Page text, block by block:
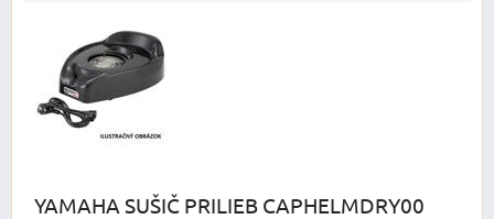
YAMAHA SUŠIČ PRILIEB CAPHELMDRY00